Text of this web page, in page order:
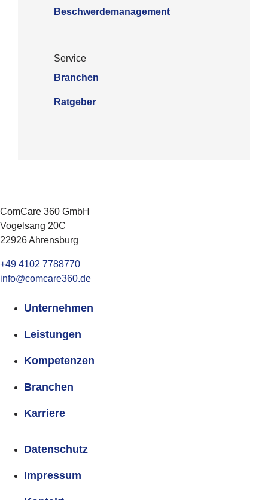
Beschwerdemanagement
Ser­vice
Branchen
Ratgeber
ComCare 360 GmbH
Vogelsang 20C
22926 Ahrensburg
+49 4102 7788770
info@comcare360.de
Unternehmen
Leistungen
Kompetenzen
Branchen
Karriere
Datenschutz
Impressum